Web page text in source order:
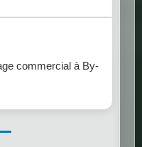
commercial à By-